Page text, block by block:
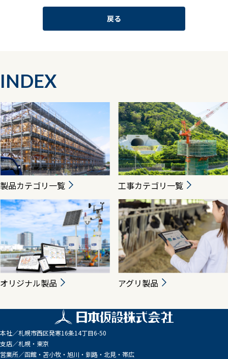
戻る
INDEX
製品カテゴリ一覧 工事カテゴリ一覧
オリジナル製品 アグリ製品
本社／札幌市西区発寒16条14丁目6-50
支店／札幌・東京
営業所／函館・苫小牧・旭川・釧路・北見・帯広